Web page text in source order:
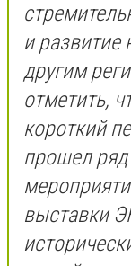
и развитие
другим
отметить,
короткий
прошел
выставки